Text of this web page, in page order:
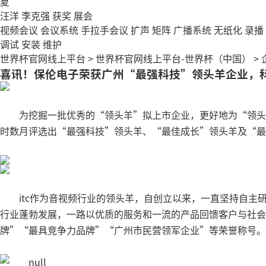
汪洋李克强 获奖 展会
视频会议 会议系统手拉手会议 扩声 矩阵 广播系统无纸化 录播
调试 安装维护
世界杯官网线上平台 >世界杯官网线上平台-世界杯（中国） >
喜讯！保伦电子荣获广州“最强科技”领头羊企业，
为挖掘一批优秀的“领头羊”拟上市企业，更好地为“领
时数月评选出“最强科技”领头羊、“最佳成长”领头羊及“
itc作为音视频行业的领头羊，自创立以来，一直坚持自
行业蓬勃发展，一路以优质的服务和一流的产品回馈客户与
牌”“最具竞争力品牌”“广州市民营领军企业”等荣誉称号。